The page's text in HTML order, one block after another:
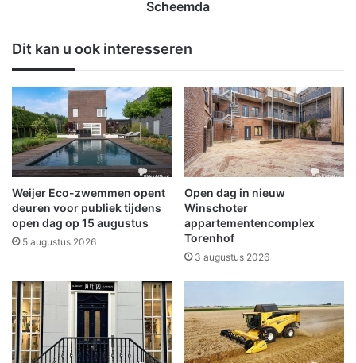
o
r
d
r
u
k
t
e
o
p
Z
u
e
r
v
e
e
h
t
:
W
o
n
i
n
g
i
n
b
a
k
K
a
n
Scheemda
Dit kan u ook interesseren
Weijer Eco-zwemmen opent
deuren voor publiek tijdens
open dag op 15 augustus
5 augustus 2026
Open dag in nieuw
Winschoter
appartementencomplex
Torenhof
3 augustus 2026